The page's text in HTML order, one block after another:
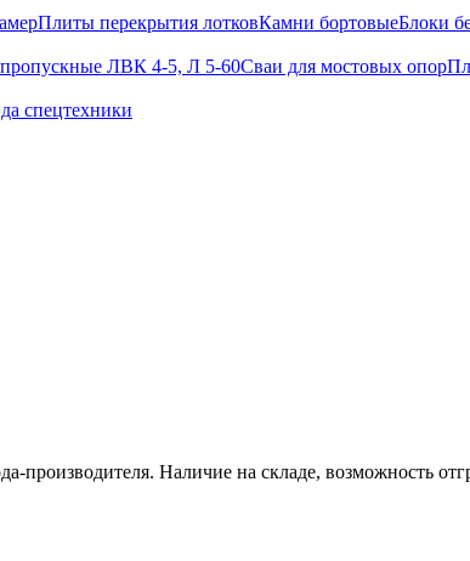
Плиты перекрытия лотковКамни бортовыеБлоки
ЛВК 4-5, Л 5-60Сваи для мостовых опор
спецтехники
производителя. Наличие на складе, возможность